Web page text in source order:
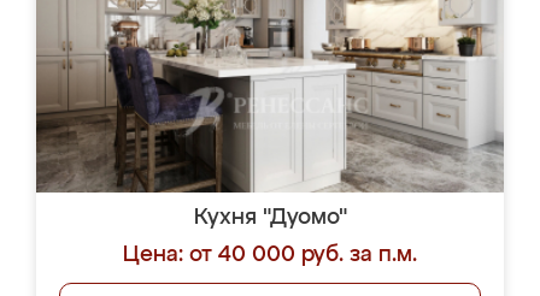
Кухня "Дуомо"
Цена: от 40 000 руб. за п.м.